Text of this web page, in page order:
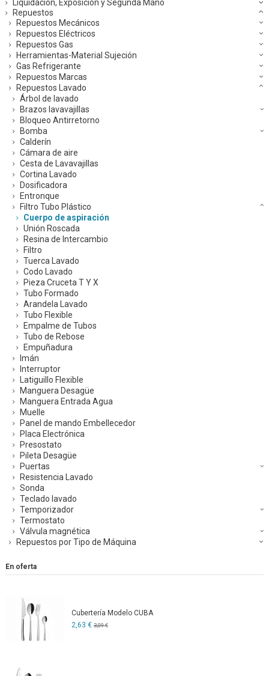
Liquidación, Exposición y Segunda Mano
Repuestos
Repuestos Mecánicos
Repuestos Eléctricos
Repuestos Gas
Herramientas-Material Sujeción
Gas Refrigerante
Repuestos Marcas
Repuestos Lavado
Árbol de lavado
Brazos lavavajillas
Bloqueo Antirretorno
Bomba
Calderín
Cámara de aire
Cesta de Lavavajillas
Cortina Lavado
Dosificadora
Entronque
Filtro Tubo Plástico
Cuerpo de aspiración
Unión Roscada
Resina de Intercambio
Filtro
Tuerca Lavado
Codo Lavado
Pieza Cruceta T Y X
Tubo Formado
Arandela Lavado
Tubo Flexible
Empalme de Tubos
Tubo de Rebose
Empuñadura
Imán
Interruptor
Latiguillo Flexible
Manguera Desagüe
Manguera Entrada Agua
Muelle
Panel de mando Embellecedor
Placa Electrónica
Presostato
Pileta Desagüe
Puertas
Resistencia Lavado
Sonda
Teclado lavado
Temporizador
Termostato
Válvula magnética
Repuestos por Tipo de Máquina
En oferta
Cubertería Modelo CUBA
2,63 € 3,09 €